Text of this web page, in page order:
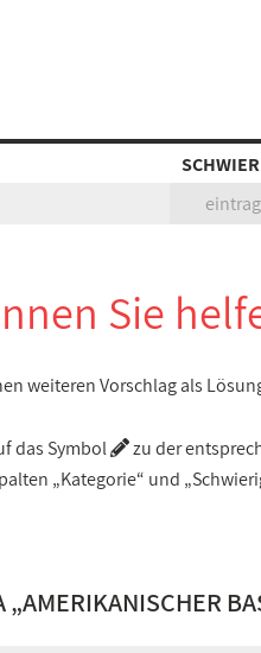
Sie
weiteren Vorschlag als
das Symbol
zu der
„Kategorie“ und
„AMERIKANISCHER